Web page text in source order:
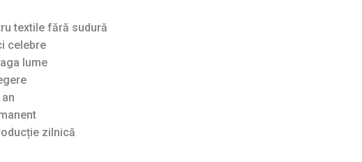
textile fără sudură
celebre
lume
zilnică